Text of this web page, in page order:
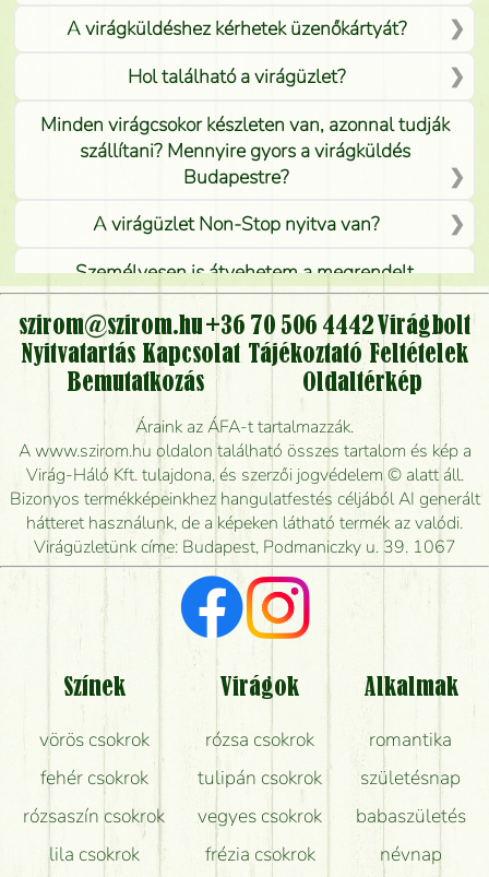
A virágküldéshez kérhetek üzenőkártyát?
Hol található a virágüzlet?
Minden virágcsokor készleten van, azonnal tudják
szállítani? Mennyire gyors a virágküldés
Budapestre?
A virágüzlet Non-Stop nyitva van?
Személyesen is átvehetem a megrendelt
virágcsokrot, vagy csak virágküldéssel, kiszállítással
kérhető?
Vidékre is lehet rendelni?
Meddig rendelhetek virágküldést úgy, hogy még ma
kiszállítsák?
Mennyire gyorsan tudják elkészíteni a csokrot, és
mikor tudják leghamarabb kiszállítani?
Vörös rózsát keresek, van önöknél?
Milyen visszajelzést kapok a virágküldésről?
Tényleg azt kapom, ami a képen van?
Hogy marad a lehető legtovább friss a csokor?
Tudok adventi koszorút vásárolni boltban?
szirom@szirom.hu +36 70 506 4442 Virágbolt
Nyitvatartás Kapcsolat Tájékoztató Feltételek
Bemutatkozás
Oldaltérkép
Áraink az ÁFA-t tartalmazzák.
A www.szirom.hu oldalon található összes tartalom és kép a
Virág-Háló Kft. tulajdona, és szerzői jogvédelem © alatt áll.
Bizonyos termékképeinkhez hangulatfestés céljából AI generált
hátteret használunk, de a képeken látható termék az valódi.
Virágüzletünk címe: Budapest, Podmaniczky u. 39. 1067
Színek
vörös csokrok
fehér csokrok
rózsaszín csokrok
lila csokrok
Virágok
rózsa csokrok
tulipán csokrok
vegyes csokrok
frézia csokrok
Alkalmak
romantika
születésnap
babaszületés
névnap